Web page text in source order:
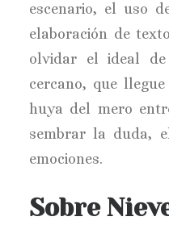
escenario, el uso
elaboración de
olvidar el ideal
cercano, que
huya del mero
sembrar la duda,
emociones.
Sobre